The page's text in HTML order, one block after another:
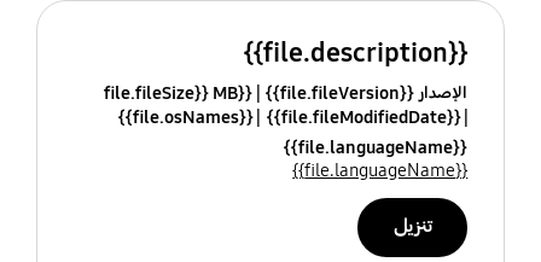
{{file.description}}
الإصدار {{file.fileVersion}}
{{file.fileSize}} MB
{{file.fileModifiedDate}}
{{file.osNames}}
{{file.languageName}}
{{file.languageName}}
تنزيل